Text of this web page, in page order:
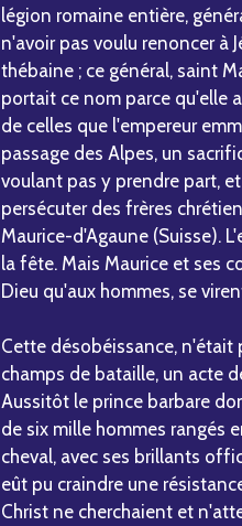
légion romaine entière,
n'avoir pas voulu renoncer à
thébaine ; ce général, saint
portait ce nom parce qu'elle
de celles que l'empereur
passage des Alpes, un
voulant pas y prendre part,
persécuter des frères
Maurice-d'Agaune (Suisse).
la fête. Mais Maurice et ses
Dieu qu'aux hommes, se
Cette désobéissance, n'était
champs de bataille, un acte
Aussitôt le prince barbare
de six mille hommes rangés
cheval, avec ses brillants
eût pu craindre une
Christ ne cherchaient et